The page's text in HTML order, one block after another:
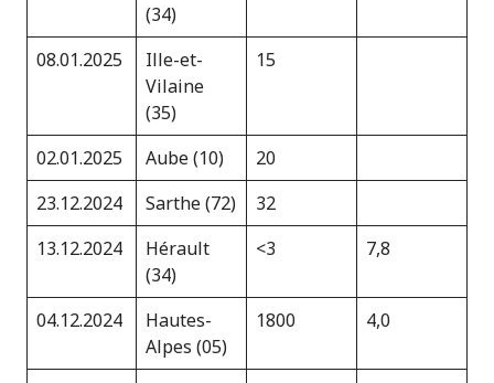
(34)
08.01.2025
Ille-et-
Vilaine
(35)
15
02.01.2025 Aube (10)
20
23.12.2024
Sarthe (72)
32
13.12.2024
Hérault
(34)
<3 7,8
04.12.2024
Hautes-
Alpes (05)
1800 4,0